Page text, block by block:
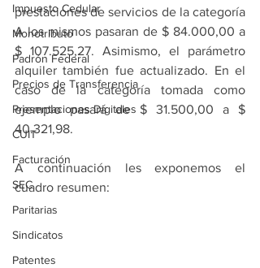
Impuesto Cedular
Monotributo
Padrón Federal
Precios de Transferencia
Presentaciones Digitales
CUIT
Facturación
SEC
Paritarias
Sindicatos
Patentes
prestaciones de servicios de la categoría
A los mismos pasaran de $ 84.000,00 a
$ 107.525,27. Asimismo, el parámetro
alquiler también fue actualizado. En el
caso de la categoría tomada como
ejemplo pasará de $ 31.500,00 a $
40.321,98.
A continuación les exponemos el
cuadro resumen: